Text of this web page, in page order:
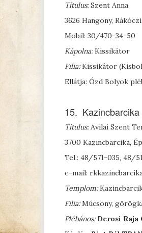
Titulus: Szent Anna
3626 Hangony,
Mobil: 30/470-34-50
Kápolna:Kissikátor
Filia:Kissikátor
Ellátja: Ózd Bolyok
15.
Titulus:Avilai Szent
3700 Kazincbarcika,
Tel.: 48/571-035, 48/
e-mail:
Templom:
Filia:Múcsony,
Plébános: Derosi Raja